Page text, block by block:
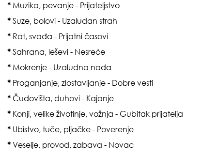
* Muzika, pevanje - Prijateljstvo
* Suze, bolovi - Uzaludan strah
* Rat, svađa - Prijatni časovi
* Sahrana, leševi - Nesreće
* Mokrenje - Uzaludna nada
* Proganjanje, zlostavljanje - Dobre vesti
* Čudovišta, duhovi - Kajanje
* Konji, velike životinje, vožnja - Gubitak prijatelja
* Ubistvo, tuče, pljačke - Poverenje
* Veselje, provod, zabava - Novac